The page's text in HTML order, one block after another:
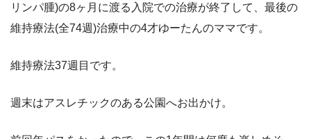
リンパ腫)の8ヶ月に渡る入院での治療が終了して、最後の
維持療法(全74週)治療中の4才ゆーたんのママです。
維持療法37週目です。
週末はアスレチックのある公園へお出かけ。